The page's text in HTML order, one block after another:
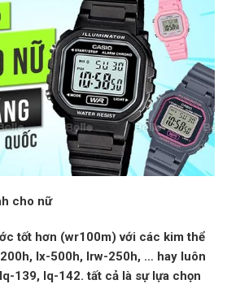
cho nữ
tốt hơn (wr100m) với các kim thể
lx-500h, lrw-250h, … hay luôn
139, lq-142. tất cả là sự lựa chọn